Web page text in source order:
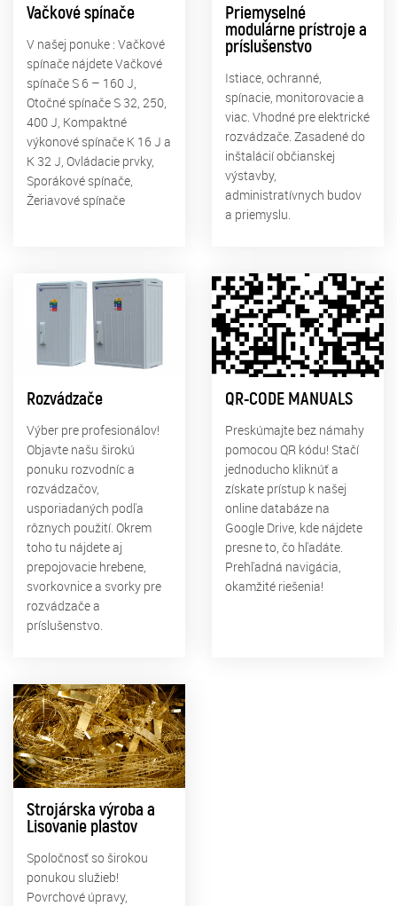
Vačkové spínače
V našej ponuke : Vačkové
spínače nájdete Vačkové
spínače S 6 – 160 J,
Otočné spínače S 32, 250,
400 J, Kompaktné
výkonové spínače K 16 J a
K 32 J, Ovládacie prvky,
Sporákové spínače,
Žeriavové spínače
Priemyselné
modulárne prístroje a
príslušenstvo
Istiace, ochranné,
spínacie, monitorovacie a
viac. Vhodné pre elektrické
rozvádzače. Zasadené do
inštalácií občianskej
výstavby,
administratívnych budov
a priemyslu.
Rozvádzače
Výber pre profesionálov!
Objavte našu širokú
ponuku rozvodníc a
rozvádzačov,
usporiadaných podľa
rôznych použití. Okrem
toho tu nájdete aj
prepojovacie hrebene,
svorkovnice a svorky pre
rozvádzače a
príslušenstvo.
QR-CODE MANUALS
Preskúmajte bez námahy
pomocou QR kódu! Stačí
jednoducho kliknúť a
získate prístup k našej
online databáze na
Google Drive, kde nájdete
presne to, čo hľadáte.
Prehľadná navigácia,
okamžité riešenia!
Strojárska výroba a
Lisovanie plastov
Spoločnosť so širokou
ponukou služieb!
Povrchové úpravy,